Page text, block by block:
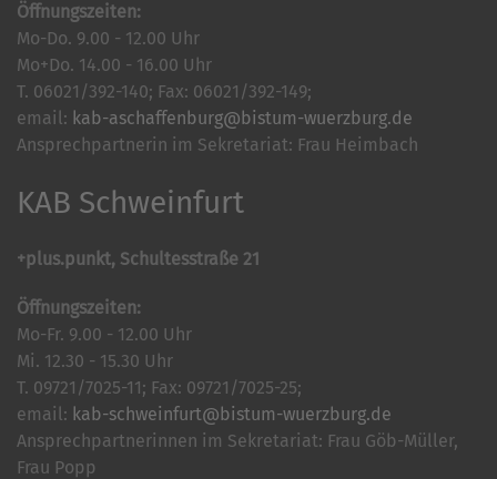
Öffnungszeiten:
Mo-Do. 9.00 - 12.00 Uhr
Mo+Do. 14.00 - 16.00 Uhr
T. 06021/392-140; Fax: 06021/392-149;
email: kab-aschaffenburg@bistum-wuerzburg.de
Ansprechpartnerin im Sekretariat: Frau Heimbach
KAB Schweinfurt
+plus.punkt, Schultesstraße 21
Öffnungszeiten:
Mo-Fr. 9.00 - 12.00 Uhr
Mi. 12.30 - 15.30 Uhr
T. 09721/7025-11; Fax: 09721/7025-25;
email: kab-schweinfurt@bistum-wuerzburg.de
Ansprechpartnerinnen im Sekretariat: Frau Göb-Müller,
Frau Popp